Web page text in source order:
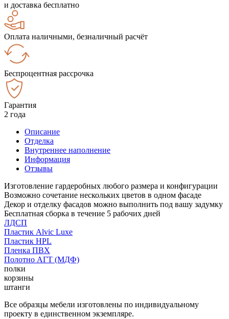
и доставка бесплатно
Оплата наличными, безналичный расчёт
Беспроцентная рассрочка
Гарантия
2 года
Описание
Отделка
Внутреннее наполнение
Информация
Отзывы
Изготовление гардеробных любого размера и конфигурации
Возможно сочетание нескольких цветов в одном фасаде
Декор и отделку фасадов можно выполнить под вашу задумку
Бесплатная сборка в течение 5 рабочих дней
ЛДСП
Пластик Alvic Luxe
Пластик HPL
Пленка ПВХ
Полотно АГТ (МДФ)
полки
корзины
штанги
Все образцы мебели изготовлены по индивидуальному
проекту в единственном экземпляре.